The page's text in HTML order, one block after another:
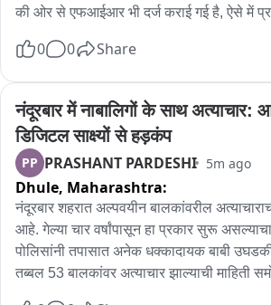
की ओर से एफआईआर भी दर्ज कराई गई है, ऐसे में
में इस तरह की टिप्पणी से धर्मावलंबियों की
खिलाफ कठोर कार्रवाई की मांग करते हुए कहा कि
में कोई भी व्यक्ति धार्मिक भावनाओं को ठेस पहुंचाने
पहले कई बार सोचे। उपमुख्यमंत्री ने लोगों से सोशल
करते समय संयम बरतने और धार्मिक विषयों पर किसी
आपत्तिजनक टिप्पणी से बचने की अपील भी की。
0 0 Share
नंदूरबार में नाबालिगों के साथ अत्याचार:
डिजिटल साक्ष्यों से हड़कंप
PP PRASHANT PARDESHI 5m ago
Dhule, Maharashtra:
नंदूरबार शहरात अल्पवयीन बालकांवरील
आहे. गेल्या चार वर्षांपासून हा प्रकार सुरू
पोलिसांनी तपासात अनेक धक्कादायक बाबी
तब्बल 53 बालकांवर अत्याचार झाल्याची माहिती